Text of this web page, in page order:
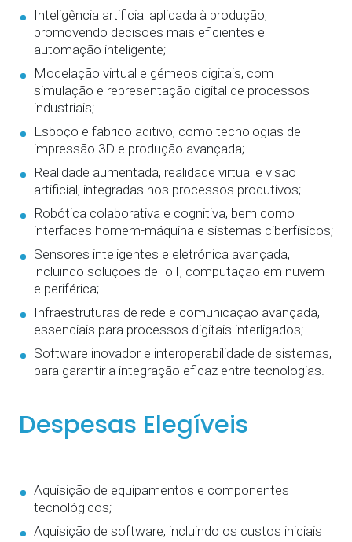
Inteligência artificial aplicada à produção,
promovendo decisões mais eficientes e
automação inteligente;
Modelação virtual e gémeos digitais, com
simulação e representação digital de processos
industriais;
Esboço e fabrico aditivo, como tecnologias de
impressão 3D e produção avançada;
Realidade aumentada, realidade virtual e visão
artificial, integradas nos processos produtivos;
Robótica colaborativa e cognitiva, bem como
interfaces homem-máquina e sistemas ciberfísicos;
Sensores inteligentes e eletrónica avançada,
incluindo soluções de IoT, computação em nuvem
e periférica;
Infraestruturas de rede e comunicação avançada,
essenciais para processos digitais interligados;
Software inovador e interoperabilidade de sistemas,
para garantir a integração eficaz entre tecnologias.
Despesas Elegíveis
Aquisição de equipamentos e componentes
tecnológicos;
Aquisição de software, incluindo os custos iniciais